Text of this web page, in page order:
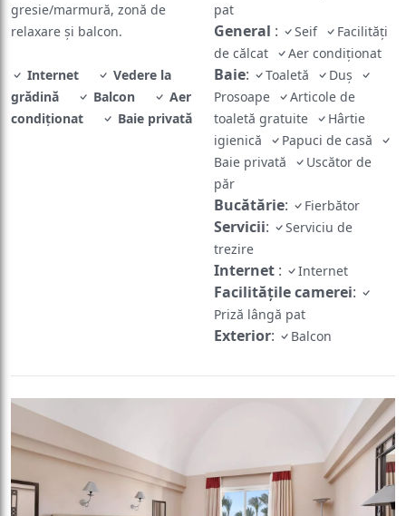
gresie/marmură, zonă de
relaxare şi balcon.
Internet
Vedere la
grădină
Balcon
Aer
condiționat
Baie privată
pat
General : Seif
Facilități
de călcat
Aer condiționat
Baie: Toaletă
Duș
Prosoape
Articole de
toaletă gratuite
Hârtie
igienică
Papuci de casă
Baie privată
Uscător de
păr
Bucătărie: Fierbător
Servicii:
Serviciu de
trezire
Internet : Internet
Facilităţile camerei:
Priză lângă pat
Exterior: Balcon